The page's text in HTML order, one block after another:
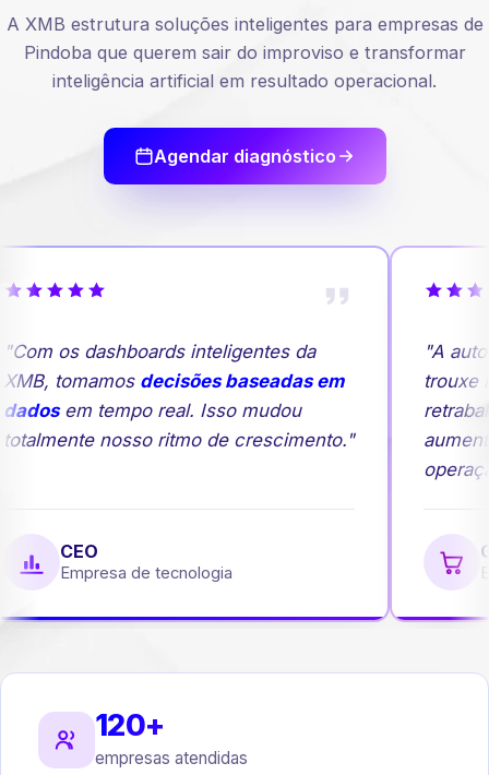
A XMB estrutura soluções inteligentes para empresas de
Pindoba que querem sair do improviso e transformar
inteligência artificial em resultado operacional.
Agendar diagnóstico
os dashboards inteligentes da
tomamosdecisões baseadas em
em tempo real. Isso mudou
nosso ritmo de crescimento."
CEO
Empresa de tecnologia
"A
trouxe
120+
empresas atendidas